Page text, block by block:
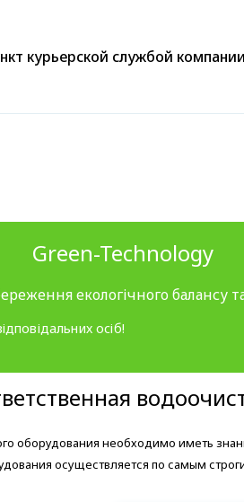
курьерской службой
Green-Technology
екологічного балансу
осіб!
оборудования необходимо иметь
осуществляется по самым